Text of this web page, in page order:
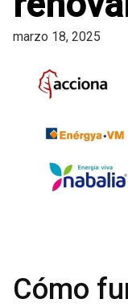
marzo 18, 2025
Cómo